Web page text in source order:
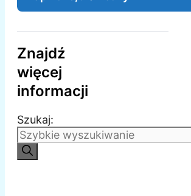
Znajdź
więcej
informacji
Szukaj: